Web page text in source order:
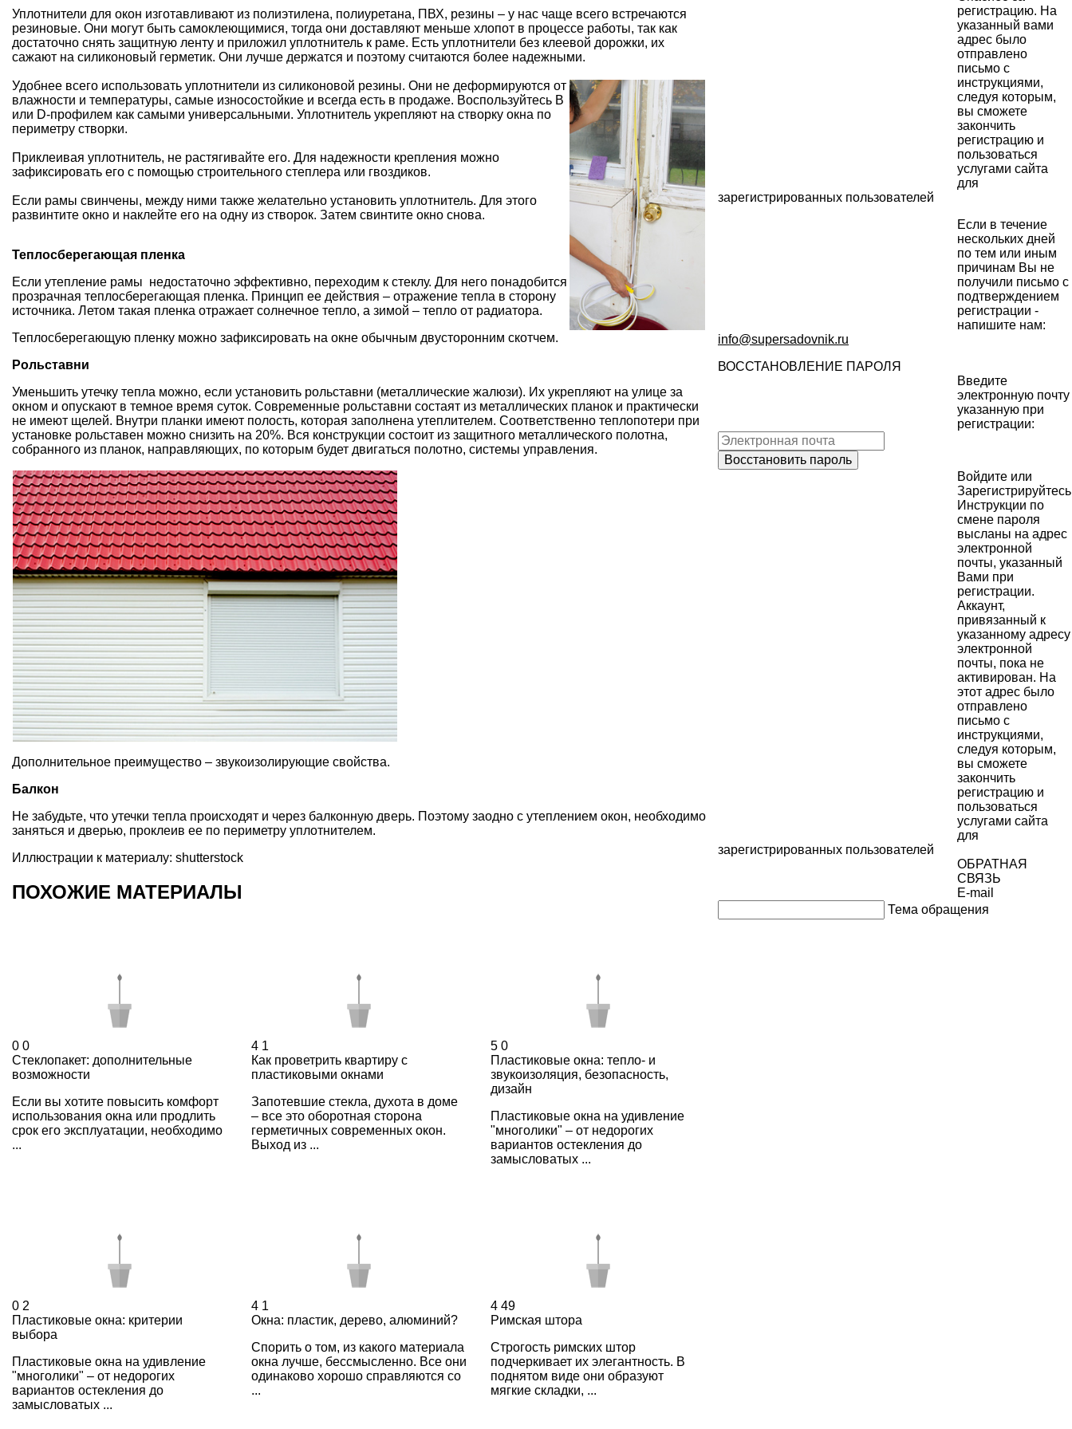
Уплотнители для окон изготавливают из полиэтилена, полиуретана, ПВХ, резины – у нас чаще всего встречаются
резиновые. Они могут быть самоклеющимися, тогда они доставляют меньше хлопот в процессе работы, так как
достаточно снять защитную ленту и приложил уплотнитель к раме. Есть уплотнители без клеевой дорожки, их
сажают на силиконовый герметик. Они лучше держатся и поэтому считаются более надежными.
Удобнее всего использовать уплотнители из силиконовой резины. Они не деформируются от
влажности и температуры, самые износостойкие и всегда есть в продаже. Воспользуйтесь В
или D-профилем как самыми универсальными. Уплотнитель укрепляют на створку окна по
периметру створки.
Приклеивая уплотнитель, не растягивайте его. Для надежности крепления можно
зафиксировать его с помощью строительного степлера или гвоздиков.
Если рамы свинчены, между ними также желательно установить уплотнитель. Для этого
развинтите окно и наклейте его на одну из створок. Затем свинтите окно снова.
Теплосберегающая пленка
Если утепление рамы недостаточно эффективно, переходим к стеклу. Для него понадобится
прозрачная теплосберегающая пленка. Принцип ее действия – отражение тепла в сторону
источника. Летом такая пленка отражает солнечное тепло, а зимой – тепло от радиатора.
Теплосберегающую пленку можно зафиксировать на окне обычным двусторонним скотчем.
Рольставни
Уменьшить утечку тепла можно, если установить рольставни (металлические жалюзи). Их укрепляют на улице за
окном и опускают в темное время суток. Современные рольставни состаят из металлических планок и практически
не имеют щелей. Внутри планки имеют полость, которая заполнена утеплителем. Соответственно теплопотери при
установке рольставен можно снизить на 20%. Вся конструкции состоит из защитного металлического полотна,
собранного из планок, направляющих, по которым будет двигаться полотно, системы управления.
Дополнительное преимущество – звукоизолирующие свойства.
Балкон
Не забудьте, что утечки тепла происходят и через балконную дверь. Поэтому заодно с утеплением окон, необходимо
заняться и дверью, проклеив ее по периметру уплотнителем.
Иллюстрации к материалу: shutterstock
ПОХОЖИЕ МАТЕРИАЛЫ
0 0
Стеклопакет: дополнительные
возможности
Если вы хотите повысить комфорт
использования окна или продлить
срок его эксплуатации, необходимо
...
4 1
Как проветрить квартиру с
пластиковыми окнами
Запотевшие стекла, духота в доме
– все это оборотная сторона
герметичных современных окон.
Выход из ...
5 0
Пластиковые окна: тепло- и
звукоизоляция, безопасность,
дизайн
Пластиковые окна на удивление
"многолики" – от недорогих
вариантов остекления до
замысловатых ...
0 2
Пластиковые окна: критерии
выбора
Пластиковые окна на удивление
"многолики" – от недорогих
вариантов остекления до
замысловатых ...
4 1
Окна: пластик, дерево, алюминий?
Спорить о том, из какого материала
окна лучше, бессмысленно. Все они
одинаково хорошо справляются со
...
4 49
Римская штора
Строгость римских штор
подчеркивает их элегантность. В
поднятом виде они образуют
мягкие складки, ...
регистрацию. На
указанный вами
адрес было
отправлено
письмо с
инструкциями,
следуя которым,
вы сможете
закончить
регистрацию и
пользоваться
услугами сайта
для
зарегистрированных пользователей
Если в течение
нескольких дней
по тем или иным
причинам Вы не
получили письмо с
подтверждением
регистрации -
напишите нам:
info@supersadovnik.ru
ВОССТАНОВЛЕНИЕ ПАРОЛЯ
Введите
электронную почту
указанную при
регистрации:
Войдите или
Зарегистрируйтесь
Инструкции по
смене пароля
высланы на адрес
электронной
почты, указанный
Вами при
регистрации.
Аккаунт,
привязанный к
указанному адресу
электронной
почты, пока не
активирован. На
этот адрес было
отправлено
письмо с
инструкциями,
следуя которым,
вы сможете
закончить
регистрацию и
пользоваться
услугами сайта
для
зарегистрированных пользователей
ОБРАТНАЯ
СВЯЗЬ
E-mail
Тема обращения